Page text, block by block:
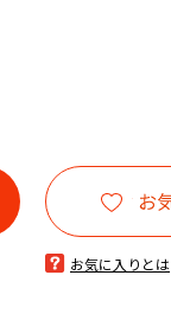
お気に入りとは